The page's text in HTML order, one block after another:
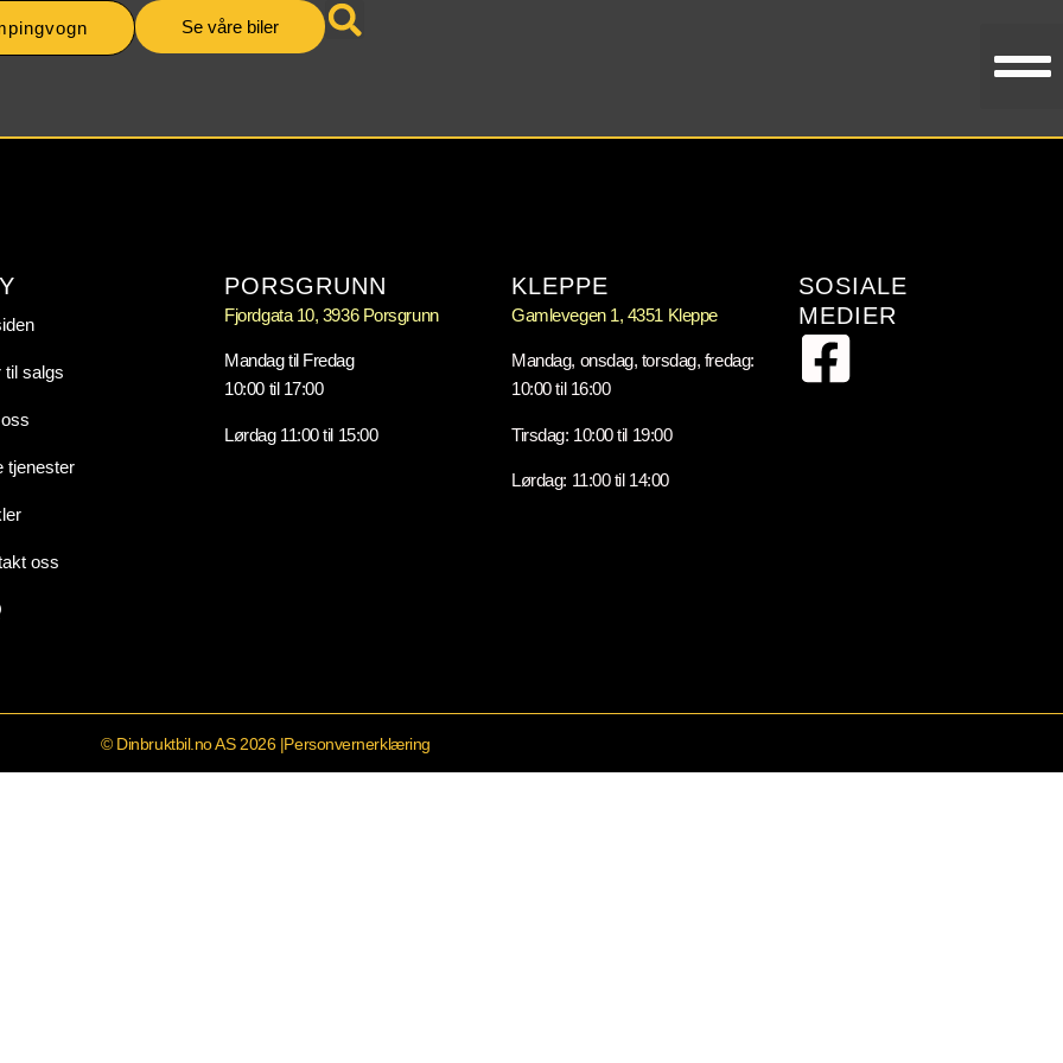
Se våre biler
til salgs
tjenester
oss
PORSGRUNN
Fjordgata 10, 3936 Porsgrunn
Mandag til Fredag
10:00 til 17:00
Lørdag 11:00 til 15:00
KLEPPE
Gamlevegen 1, 4351 Kleppe
Mandag, onsdag, torsdag, fredag:
10:00 til 16:00
Tirsdag: 10:00 til 19:00
Lørdag: 11:00 til 14:00
SOSIALE
MEDIER
© Dinbruktbil.no AS 2026 |Personvernerklæring